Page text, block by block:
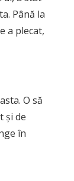
Până la
a plecat,
O să
şi de
în